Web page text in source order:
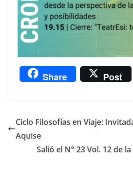
Share Post
Ciclo Filosofías en Viaje:
Aquise
Salió el N° 23 Vol. 12 de